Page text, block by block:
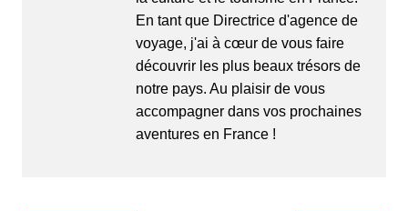
En tant que Directrice d'agence de
voyage, j'ai à cœur de vous faire
découvrir les plus beaux trésors de
notre pays. Au plaisir de vous
accompagner dans vos prochaines
aventures en France !